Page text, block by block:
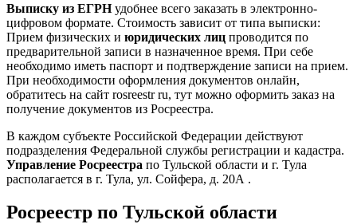
Выписку из ЕГРНудобнее всего заказать в электронно-
цифровом формате. Стоимость зависит от типа выписки:
Прием физических и юридических лиц проводится по
предварительной записи в назначенное время. При себе
необходимо иметь паспорт и подтверждение записи на прием.
При необходимости оформления документов онлайн,
обратитесь на сайт rosreestr ru, тут можно оформить заказ на
получение документов из Росреестра.
В каждом субъекте Российской Федерации действуют
подразделения Федеральной службы регистрации и кадастра.
Управление Росреестра по Тульской области и г. Тула
располагается в г. Тула, ул. Сойфера, д. 20А .
Росреестр по Тульской области